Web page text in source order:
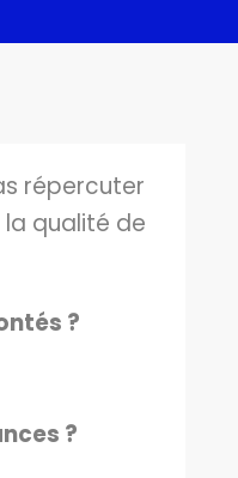
répercuter
qualité de
?
?